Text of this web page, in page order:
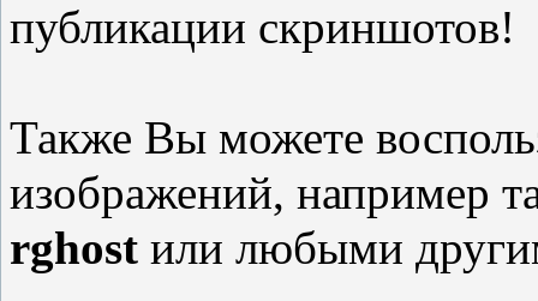
публикации скриншотов!
Также Вы можете
изображений, например
rghost или любыми